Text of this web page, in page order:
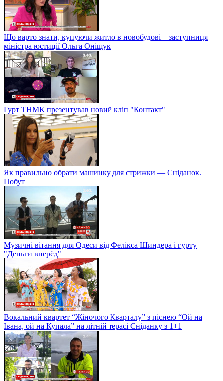
Що варто знати, купуючи житло в новобудові – заступниця
міністра юстиції Ольга Оніщук
Гурт ТНМК презентував новий кліп "Контакт"
Як правильно обрати машинку для стрижки — Сніданок.
Побут
Музичні вітання для Одеси від Фелікса Шиндера і гурту
"Деньги вперёд"
Вокальний квартет “Жіночого Кварталу” з піснею “Ой на
Івана, ой на Купала” на літній терасі Сніданку з 1+1